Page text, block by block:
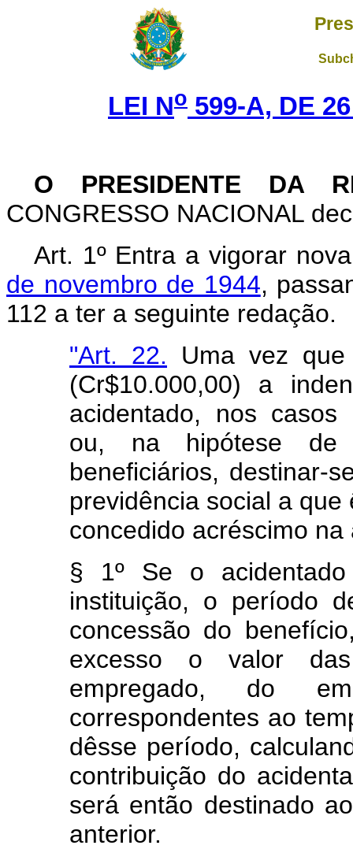
LEI No 599-A, DE
O PRESIDENTE DA
CONGRESSO NACIONAL
Art. 1º Entra a vigorar
de novembro de 1944,
112 a ter a seguinte redação.
"Art. 22. Uma vez
(Cr$10.000,00) a
acidentado, nos casos
ou, na hipótese de
beneficiários, destinar-
previdência social a
concedido acréscimo
§ 1º Se o
instituição, o período
concessão do
excesso o valor
empregado, do
correspondentes ao
dêsse período,
contribuição do
será então destinado
anterior.